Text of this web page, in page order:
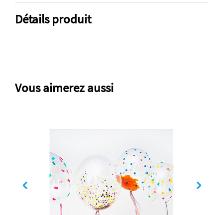
Détails produit
Vous aimerez aussi